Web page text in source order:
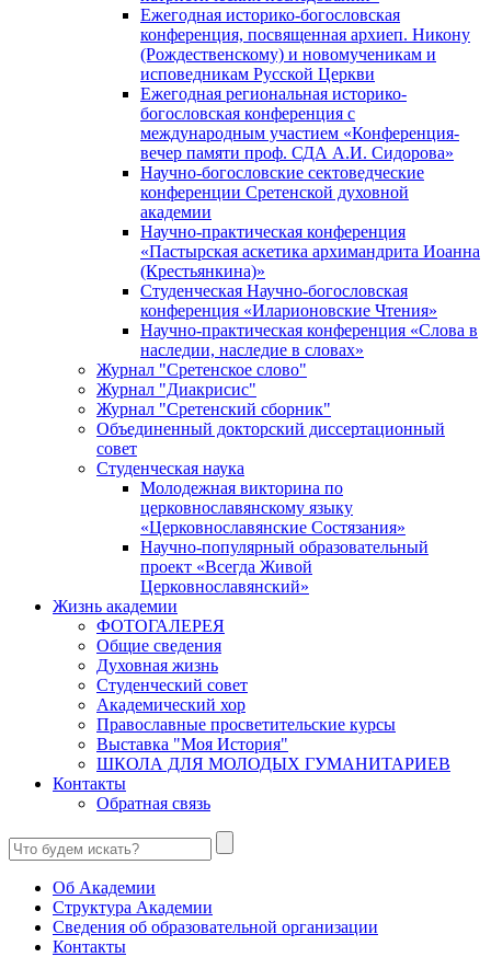
Ежегодная историко-богословская
конференция, посвященная архиеп. Никону
(Рождественскому) и новомученикам и
исповедникам Русской Церкви
Ежегодная региональная историко-
богословская конференция с
международным участием «Конференция-
вечер памяти проф. СДА А.И. Сидорова»
Научно-богословские сектоведческие
конференции Сретенской духовной
академии
Научно-практическая конференция
«Пастырская аскетика архимандрита Иоанна
(Крестьянкина)»
Студенческая Научно-богословская
конференция «Иларионовские Чтения»
Научно-практическая конференция «Cлова в
наследии, наследие в словах»
Журнал "Сретенское слово"
Журнал "Диакрисис"
Журнал "Сретенский сборник"
Объединенный докторский диссертационный
совет
Студенческая наука
Молодежная викторина по
церковнославянскому языку
«Церковнославянские Состязания»
Научно-популярный образовательный
проект «Всегда Живой
Церковнославянский»
Жизнь академии
ФОТОГАЛЕРЕЯ
Общие сведения
Духовная жизнь
Студенческий совет
Академический хор
Православные просветительские курсы
Выставка "Моя История"
ШКОЛА ДЛЯ МОЛОДЫХ ГУМАНИТАРИЕВ
Контакты
Обратная связь
Об Академии
Структура Академии
Сведения об образовательной организации
Контакты